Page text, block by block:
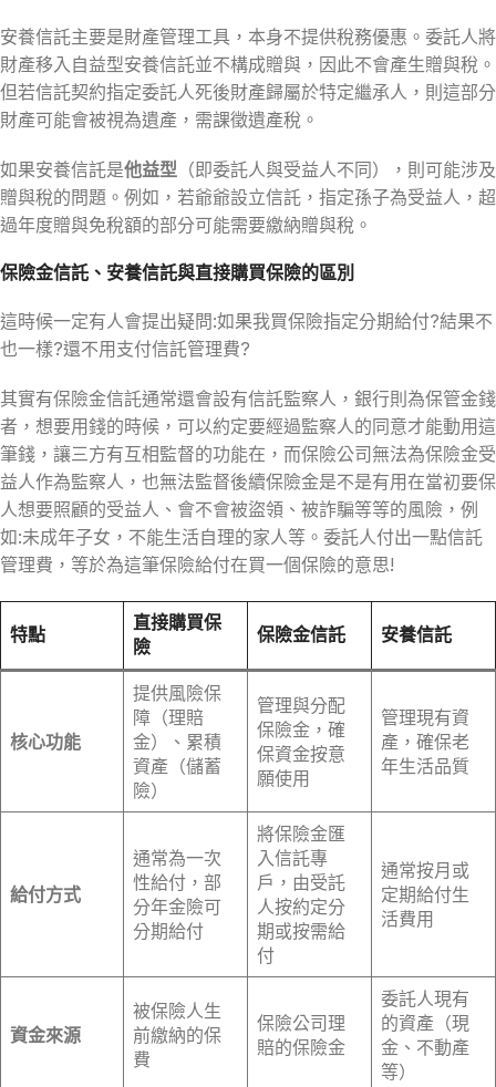
安養信託主要是財產管理工具，本身不提供稅務優惠。委託人將
財產移入自益型安養信託並不構成贈與，因此不會產生贈與稅。
但若信託契約指定委託人死後財產歸屬於特定繼承人，則這部分
財產可能會被視為遺產，需課徵遺產稅。
如果安養信託是他益型 （即委託人與受益人不同），則可能涉及
贈與稅的問題。例如，若爺爺設立信託，指定孫子為受益人，超
過年度贈與免稅額的部分可能需要繳納贈與稅。
保險金信託、安養信託與直接購買保險的區別
這時候一定有人會提出疑問:如果我買保險指定分期給付?結果不
也一樣?還不用支付信託管理費?
其實有保險金信託通常還會設有信託監察人，銀行則為保管金錢
者，想要用錢的時候，可以約定要經過監察人的同意才能動用這
筆錢，讓三方有互相監督的功能在，而保險公司無法為保險金受
益人作為監察人，也無法監督後續保險金是不是有用在當初要保
人想要照顧的受益人、會不會被盜領、被詐騙等等的風險，例
如:未成年子女，不能生活自理的家人等。委託人付出一點信託
管理費，等於為這筆保險給付在買一個保險的意思!
特點
直接購買保
險
保險金信託 安養信託
核心功能
提供風險保
障（理賠
金）、累積
資產（儲蓄
險）
管理與分配
保險金，確
保資金按意
願使用
管理現有資
產，確保老
年生活品質
給付方式
通常為一次
性給付，部
分年金險可
分期給付
將保險金匯
入信託專
戶，由受託
人按約定分
期或按需給
付
通常按月或
定期給付生
活費用
資金來源
被保險人生
前繳納的保
費
保險公司理
賠的保險金
委託人現有
的資產（現
金、不動產
等）